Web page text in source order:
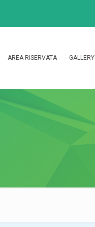
AREA RISERVATA GALLERY